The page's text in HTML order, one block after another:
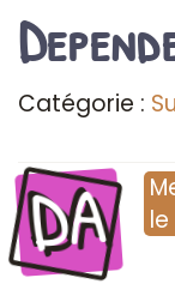
Catégorie :
DA
le